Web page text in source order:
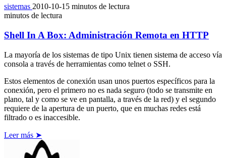
sistemas 2010-10-15 minutos de lectura
minutos de lectura
Shell In A Box: Administración Remota en HTTP
La mayoría de los sistemas de tipo Unix tienen sistema de acceso vía
consola a través de herramientas como telnet o SSH.
Estos elementos de conexión usan unos puertos específicos para la
conexión, pero el primero no es nada seguro (todo se transmite en
plano, tal y como se ve en pantalla, a través de la red) y el segundo
requiere de la apertura de un puerto, que en muchas redes está
filtrado o es inaccesible.
Leer más ➤